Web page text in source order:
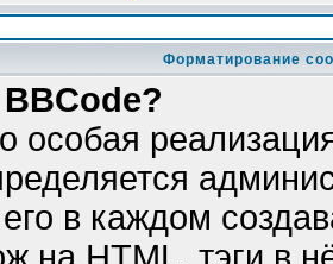
Форматирование
особая
его в каждом